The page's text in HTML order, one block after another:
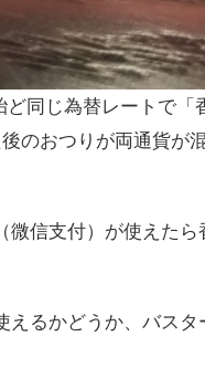
同じ為替レートで「
のおつりが両通貨が
信支付）が使えた
るかどうか、バスタ